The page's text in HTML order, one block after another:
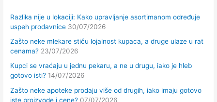
Razlika nije u lokaciji: Kako upravljanje asortimanom određuje
uspeh prodavnice 30/07/2026
Zašto neke mlekare stiču lojalnost kupaca, a druge ulaze u rat
cenama? 23/07/2026
Kupci se vraćaju u jednu pekaru, a ne u drugu, iako je hleb
gotovo isti? 14/07/2026
Zašto neke apoteke prodaju više od drugih, iako imaju gotovo
iste proizvode i cene? 07/07/2026